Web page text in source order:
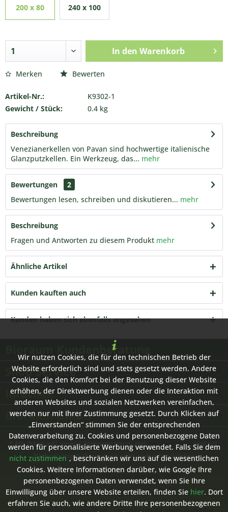
200 x 80 240 x 100
In den Warenkorb
Merken Bewerten
Artikel-Nr.:
K9302-1
Gewicht / Stück:
0.4 kg
Beschreibung
Venezianerkellen von Pavan sind hochwertige italienische
Glanzputzkellen. Ein Werkzeug, das... mehr
Bewertungen
2
Bewertungen lesen, schreiben und diskutieren... mehr
Beschreibung
Fragen und Antworten zu diesem Produkt mehr
Ähnliche Artikel
Kunden kauften auch
Kunden haben sich ebenfalls angesehen
Bioraum Kundenberatung
Shop Service
Infothek
Bioraum GmbH
* Alle Preise inkl. gesetzl. Mehrwertsteuer zzgl. Versandkosten und ggf.
Nachnahmegebühren, wenn nicht anders beschrieben
Hilfe / Support
Kontakt zur Bioraum GmbH
Versand- und Zahlungsbedingungen
Wir nutzen Cookies, die für den technischen Betrieb der
Website erforderlich sind und stets gesetzt werden. Andere
Cookies, die den Komfort bei der Benutzung dieser Website
erhöhen, der Direktwerbung dienen oder die Interaktion mit
anderen Websites und sozialen Netzwerken vereinfachen,
werden nur mit Ihrer Zustimmung gesetzt. Durch Klicken auf
„Einverstanden“ stimmen Sie der entsprechenden
Datenverarbeitung zu. Cookies und personenbezogene Daten
werden für personalisierte Werbung verwendet. Falls Sie dem
nicht zustimmen , beschränken wir uns auf die wesentlichen
Cookies. Weitere Informationen darüber, wie Google Ihre
personenbezogenen Daten verwendet, wenn Sie Ihre
Einwilligung über unsere Website erteilen, finden Sie hier. Dort
erfahren Sie auch, wie andere Dritte Ihre personenbezogenen